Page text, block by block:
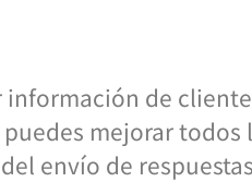
información de
puedes mejorar todos
envío de